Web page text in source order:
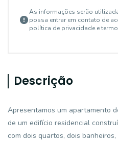
As informações serão
possa entrar em contato de
política de privacidade e
Descrição
Apresentamos um apartamento
de um edifício residencial
com dois quartos, dois